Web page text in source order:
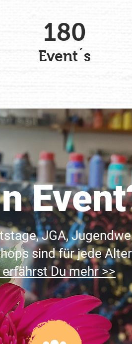
180
Event´s
JGA,
sind für jede
Du mehr >>